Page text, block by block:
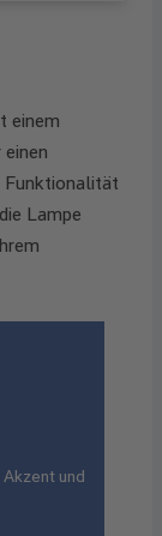
einem
Funktionalität
Lampe
und